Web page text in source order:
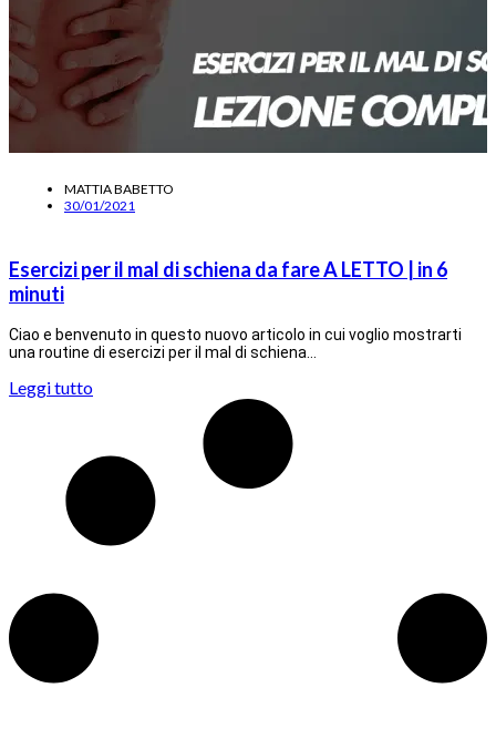
MATTIA BABETTO
30/01/2021
Esercizi per il mal di schiena da fare A LETTO | in 6
minuti
Ciao e benvenuto in questo nuovo articolo in cui voglio mostrarti
una routine di esercizi per il mal di schiena…
Leggi tutto